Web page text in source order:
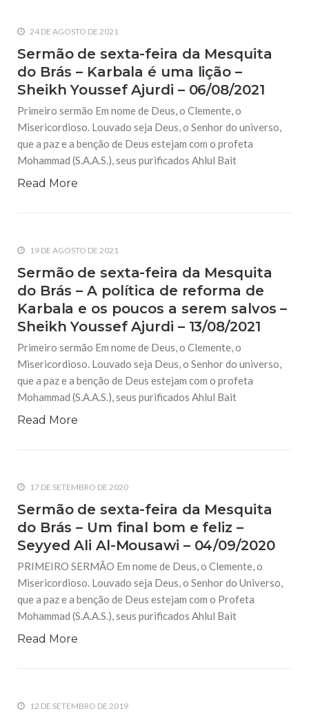
24 DE AGOSTO DE 2021
Sermão de sexta-feira da Mesquita
do Brás – Karbala é uma lição –
Sheikh Youssef Ajurdi – 06/08/2021
Primeiro sermão Em nome de Deus, o Clemente, o
Misericordioso. Louvado seja Deus, o Senhor do universo,
que a paz e a benção de Deus estejam com o profeta
Mohammad (S.A.A.S.), seus purificados Ahlul Bait
Read More
19 DE AGOSTO DE 2021
Sermão de sexta-feira da Mesquita
do Brás – A política de reforma de
Karbala e os poucos a serem salvos –
Sheikh Youssef Ajurdi – 13/08/2021
Primeiro sermão Em nome de Deus, o Clemente, o
Misericordioso. Louvado seja Deus, o Senhor do universo,
que a paz e a benção de Deus estejam com o profeta
Mohammad (S.A.A.S.), seus purificados Ahlul Bait
Read More
17 DE SETEMBRO DE 2020
Sermão de sexta-feira da Mesquita
do Brás – Um final bom e feliz –
Seyyed Ali Al-Mousawi – 04/09/2020
PRIMEIRO SERMÃO Em nome de Deus, o Clemente, o
Misericordioso. Louvado seja Deus, o Senhor do Universo,
que a paz e a benção de Deus estejam com o Profeta
Mohammad (S.A.A.S.), seus purificados Ahlul Bait
Read More
12 DE SETEMBRO DE 2019